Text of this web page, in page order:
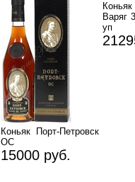
Коньяк Порт-Петровск
ОС
15000 руб.
Варяг
уп